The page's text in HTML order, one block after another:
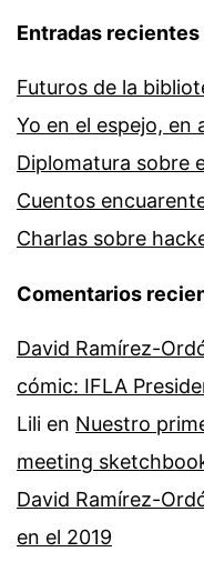
Entradas recientes
Futuros de la
Yo en el espejo, en
Diplomatura sobre
Cuentos
Charlas sobre
Comentarios
David Ramírez-
cómic: IFLA
Lili en Nuestro
meeting
David Ramírez-
en el 2019